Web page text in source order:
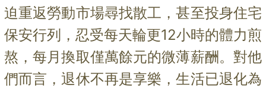
迫重返勞動市場尋找散工，甚至投身住宅
保安行列，忍受每天輪更12小時的體力煎
熬，每月換取僅萬餘元的微薄薪酬。對他
們而言，退休不再是享樂，生活已退化為